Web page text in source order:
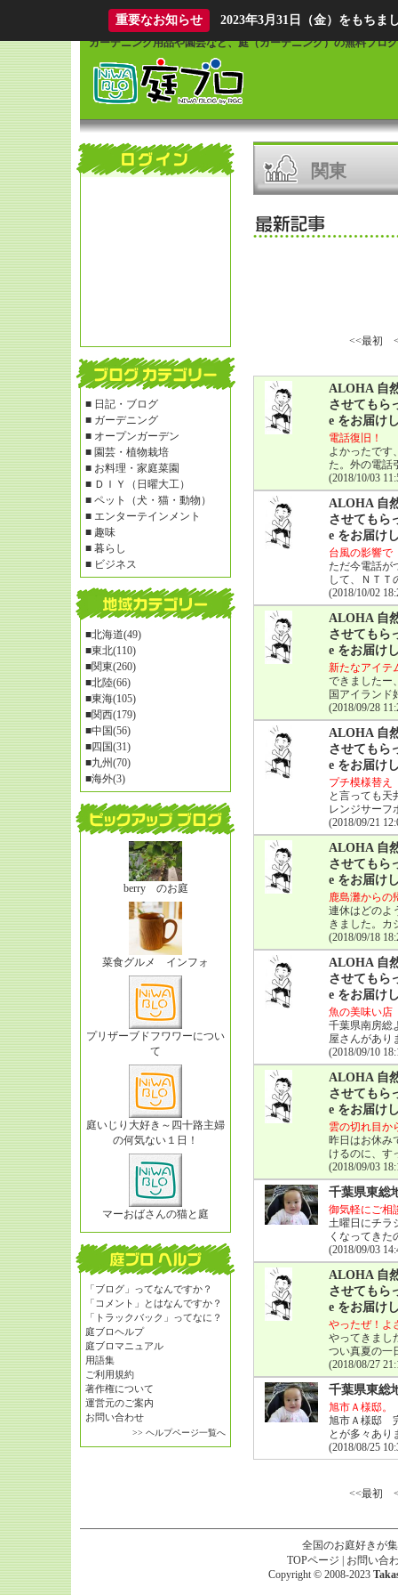
重要なお知らせ 2023年3月31日（金）をもちま
What is Niwablo?
ガーデニング用品や園芸など、庭（ガーデニング）の無料ブロ
■ 日記・ブログ
■ ガーデニング
■ オープンガーデン
■ 園芸・植物栽培
■ お料理・家庭菜園
■ ＤＩＹ（日曜大工）
■ ペット（犬・猫・動物）
■ エンターテインメント
■ 趣味
■ 暮らし
■ ビジネス
■北海道(49)
■東北(110)
■関東(260)
■北陸(66)
■東海(105)
■関西(179)
■中国(56)
■四国(31)
■九州(70)
■海外(3)
berry のお庭
菜食グルメ インフォ
プリザーブドフワワーについ
て
庭いじり大好き～四十路主婦
の何気ない１日！
マーおばさんの猫と庭
「ブログ」ってなんですか？
「コメント」とはなんですか？
「トラックバック」ってなに？
庭ブロヘルプ
庭ブロマニュアル
用語集
ご利用規約
著作権について
運営元のご案内
お問い合わせ
>> ヘルプページ一覧へ
関東
<<最初
ALOHA 自
させてもら
e をお届け
電話復旧！
よかったです
た。外の電話
(2018/10/03
ALOHA 自
させてもら
e をお届け
台風の影響で
ただ今電話が
して、ＮＴ
(2018/10/02
ALOHA 自
させてもら
e をお届け
新たなアイテ
できましたー
国アイラン
(2018/09/28
ALOHA 自
させてもら
e をお届け
プチ模様替え
と言っても天
レンジサーフ
(2018/09/21
ALOHA 自
させてもら
e をお届け
鹿島灘からの
連休はどのよ
きました。
(2018/09/18
ALOHA 自
させてもら
e をお届け
魚の美味い店
千葉県南房総
屋さんがあり
(2018/09/10
ALOHA 自
させてもら
e をお届け
雲の切れ目か
昨日はお休み
けるのに、す
(2018/09/03
千葉県東総
御気軽にご相
土曜日にチラ
くなってき
(2018/09/03
ALOHA 自
させてもら
e をお届け
やったぜ！よ
やってきまし
つい真夏の一
(2018/08/27
千葉県東総
旭市Ａ様邸。
旭市Ａ様邸
とが多々あ
(2018/08/25
<<最初
全国のお庭好きが
TOPページ
お問い合
Copyright © 2008-2023